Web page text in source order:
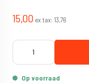
15,00 ex tax: 13,76
Op voorraad